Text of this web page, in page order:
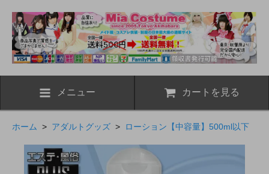
メニュー カートを見る
ホーム > アダルトグッズ > ローション【中容量】500ml以下